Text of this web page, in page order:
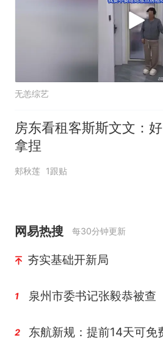
无恙综艺
房东看租客斯斯文文：好
拿捏
郏秋莲 1跟贴
网易热搜 每30分钟更新
夯实基础开新局
1 泉州市委书记张毅恭被查
2